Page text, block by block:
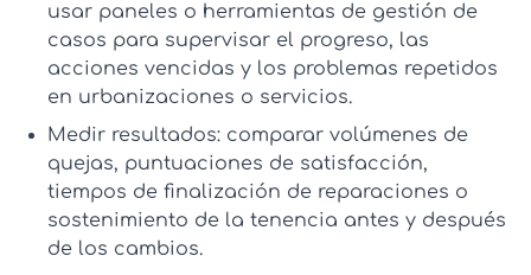
usar paneles o herramientas de gestión de
casos para supervisar el progreso, las
acciones vencidas y los problemas repetidos
en urbanizaciones o servicios.
Medir resultados: comparar volúmenes de
quejas, puntuaciones de satisfacción,
tiempos de finalización de reparaciones o
sostenimiento de la tenencia antes y después
de los cambios.